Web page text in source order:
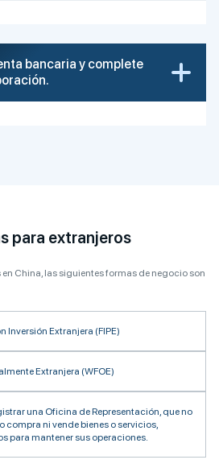
bancaria y complete
para extranjeros
en China, las siguientes formas de negocio son
Inversión Extranjera (FIPE)
Extranjera (WFOE)
una Oficina de Representación, que no
compra ni vende bienes o servicios,
para mantener sus operaciones.